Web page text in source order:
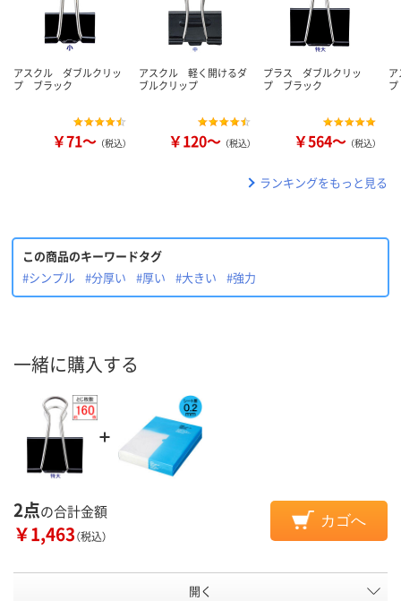
アスクル ダブルクリッ
プ ブラック
￥71～ （税込）
アスクル 軽く開けるダ
ブルクリップ
￥120～ （税込）
プラス ダブルクリッ
プ ブラック
￥564～ （税込）
ランキングをもっと見る
この商品のキーワードタグ
#シンプル
#分厚い #厚い #大きい #強力
一緒に購入する
2点の合計金額
￥1,463（税込）
カゴへ
開く